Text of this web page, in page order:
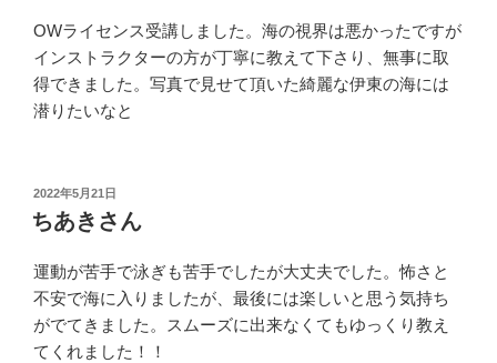
OWライセンス受講しました。海の視界は悪かったですが
インストラクターの方が丁寧に教えて下さり、無事に取
得できました。写真で見せて頂いた綺麗な伊東の海には
潜りたいなと
投
稿
日:
2022年5月21日
ちあきさん
運動が苦手で泳ぎも苦手でしたが大丈夫でした。怖さと
不安で海に入りましたが、最後には楽しいと思う気持ち
がでてきました。スムーズに出来なくてもゆっくり教え
てくれました！！